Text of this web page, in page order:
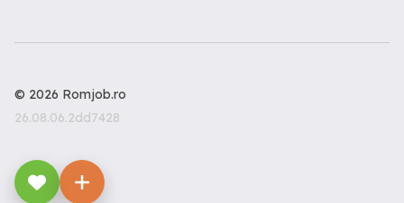
© 2026 Romjob.ro
26.08.06.2dd7428